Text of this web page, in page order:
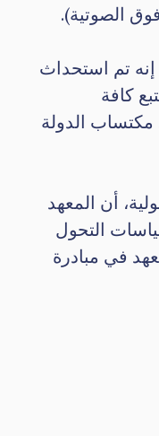
الصوتية).
إنه تم استحداث
كافة
مكتساب الدولة
أن المعهد
التحول
في مبادرة